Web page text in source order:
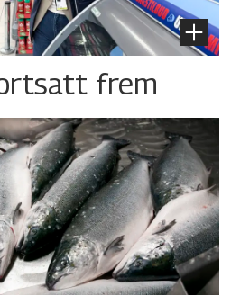
frem